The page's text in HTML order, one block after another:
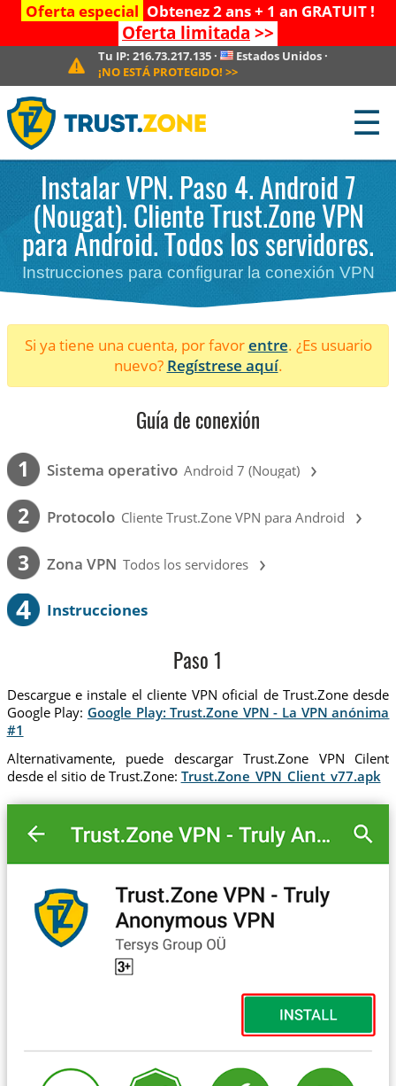
Oferta especial Obtenez 2 ans + 1 an GRATUIT !
Oferta limitada >>
Tu IP: 216.73.217.135· Estados Unidos ·
¡NO ESTÁ PROTEGIDO! >>
☰
Instalar VPN. Paso 4. Android 7
(Nougat). Cliente Trust.Zone VPN
para Android. Todos los servidores.
Instrucciones para configurar la conexión VPN
Si ya tiene una cuenta, por favorentre. ¿Es usuario
nuevo? Regístrese aquí.
Guía de conexión
1 Sistema operativo Android 7 (Nougat) ›
2 Protocolo Cliente Trust.Zone VPN para Android ›
3 Zona VPN Todos los servidores ›
4 Instrucciones
Paso 1
Descargue e instale el cliente VPN oficial de Trust.Zone desde
Google Play: Google Play: Trust.Zone VPN - La VPN anónima
#1
Alternativamente, puede descargar Trust.Zone VPN Cilent
desde el sitio de Trust.Zone: Trust.Zone_VPN_Client_v77.apk